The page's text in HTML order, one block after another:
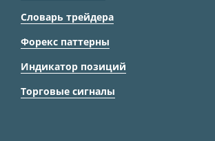
Словарь трейдера
Форекс паттерны
Индикатор позиций
Торговые сигналы